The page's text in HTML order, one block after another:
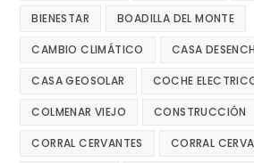
BIENESTAR BOADILLA DEL MONTE
CAMBIO CLIMÁTICO CASA
CASA GEOSOLAR COCHE
COLMENAR VIEJO CONSTRUCCIÓN
CORRAL CERVANTES CORRAL